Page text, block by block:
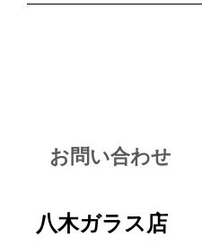
お問い合わせ
八木ガラス店